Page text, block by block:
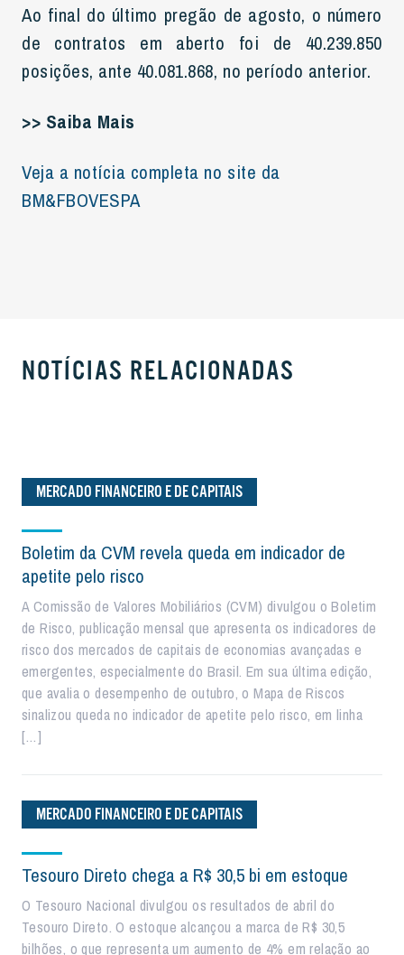
Ao final do último pregão de agosto, o número
de contratos em aberto foi de 40.239.850
posições, ante 40.081.868, no período anterior.
>> Saiba Mais
Veja a notícia completa no site da
BM&FBOVESPA
NOTÍCIAS RELACIONADAS
MERCADO FINANCEIRO E DE CAPITAIS
Boletim da CVM revela queda em indicador de
apetite pelo risco
A Comissão de Valores Mobiliários (CVM) divulgou o Boletim
de Risco, publicação mensal que apresenta os indicadores de
risco dos mercados de capitais de economias avançadas e
emergentes, especialmente do Brasil. Em sua última edição,
que avalia o desempenho de outubro, o Mapa de Riscos
sinalizou queda no indicador de apetite pelo risco, em linha
[…]
MERCADO FINANCEIRO E DE CAPITAIS
Tesouro Direto chega a R$ 30,5 bi em estoque
O Tesouro Nacional divulgou os resultados de abril do
Tesouro Direto. O estoque alcançou a marca de R$ 30,5
bilhões, o que representa um aumento de 4% em relação ao